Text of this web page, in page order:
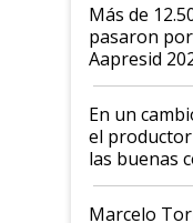
Más de
pasaron
Aapresid
demostrar
suelo es
sistema
En un
el
las buenas
agro
"Los veo
Marcelo